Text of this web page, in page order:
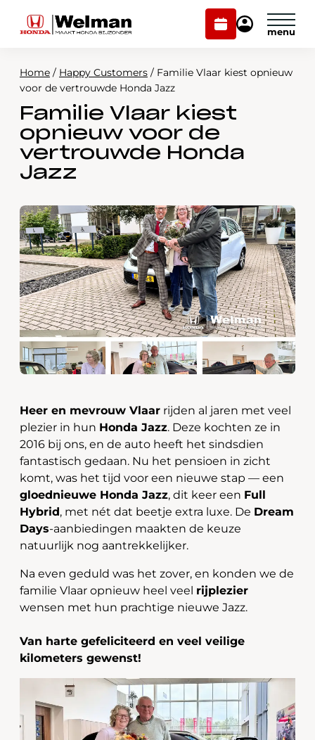
Plan
onderhoud
Mijn
Modellen
Voorraad
Onderhoud en service
Webshop
Contact
Plan onderhoud
Mijn Honda Welman
Home / Happy Customers / Familie Vlaar kiest opnieuw
voor de vertrouwde Honda Jazz
Familie Vlaar kiest
opnieuw voor de
vertrouwde Honda
Jazz
Heer en mevrouw Vlaar rijden al jaren met veel
plezier in hun Honda Jazz. Deze kochten ze in
2016 bij ons, en de auto heeft het sindsdien
fantastisch gedaan. Nu het pensioen in zicht
komt, was het tijd voor een nieuwe stap — een
gloednieuwe Honda Jazz, dit keer een Full
Hybrid, met nét dat beetje extra luxe. De Dream
Days-aanbiedingen maakten de keuze
natuurlijk nog aantrekkelijker.
Na even geduld was het zover, en konden we de
familie Vlaar opnieuw heel veel rijplezier
wensen met hun prachtige nieuwe Jazz.
Van harte gefeliciteerd en veel veilige
kilometers gewenst!